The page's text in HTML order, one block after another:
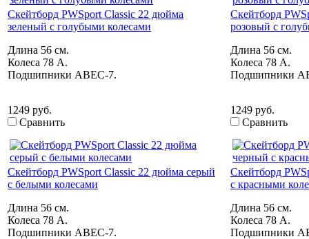
Скейтборд PWSport Classic 22 дюйма
зеленый с голубыми колесами
Длина 56 см.
Колеса 78 А.
Подшипники ABEC-7.
1249 руб.
Сравнить
Скейтборд
розовый с
Длина 56 см.
Колеса 78 А.
Подшипники
1249 руб.
Сравнить
Скейтборд PWSport Classic 22 дюйма серый
с белыми колесами
Длина 56 см.
Колеса 78 А.
Подшипники ABEC-7.
Скейтборд
с красными
Длина 56 см.
Колеса 78 А.
Подшипники